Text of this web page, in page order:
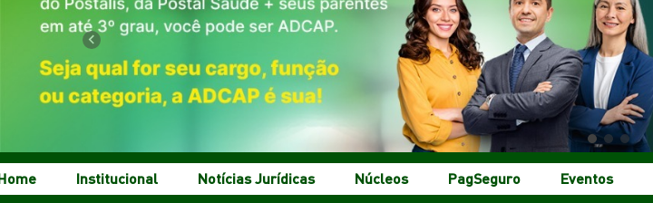
Previous
Institucional Notícias Jurídicas Núcleos PagSeguro Eventos